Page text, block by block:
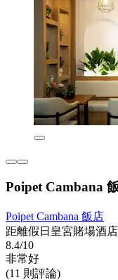
Poipet Cambana
Poipet Cambana 飯店
距離假日皇宮賭場酒
8.4/10
非常好
(11 則評論)